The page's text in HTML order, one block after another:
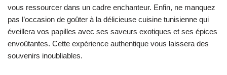
vous ressourcer dans un cadre enchanteur. Enfin, ne manquez
pas l’occasion de goûter à la délicieuse cuisine tunisienne qui
éveillera vos papilles avec ses saveurs exotiques et ses épices
envoûtantes. Cette expérience authentique vous laissera des
souvenirs inoubliables.